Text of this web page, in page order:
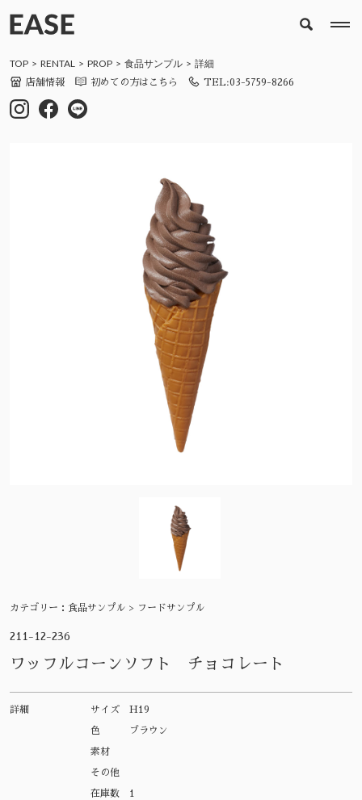
TOP RENTAL PROP 食品サンプル 詳細
店舗情報 初めての方はこちら TEL:03-5759-8266
カテゴリー： 食品サンプル > フードサンプル
211-12-236
ワッフルコーンソフト チョコレート
詳細 サイズ H19
色 ブラウン
素材
その他
在庫数 1